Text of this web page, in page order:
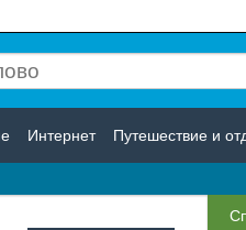
Интернет Путешествие и